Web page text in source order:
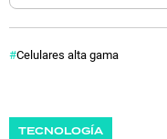
Celulares alta gama
TECNOLOGÍA